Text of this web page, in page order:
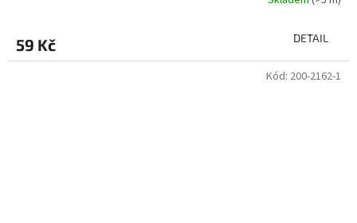
59 Kč DETAIL
Kód: 200-2162-1